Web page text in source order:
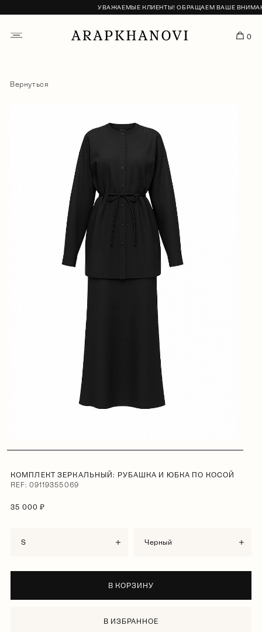
УВАЖАЕМЫЕ КЛИЕНТЫ! ОБРАЩАЕМ ВАШЕ
0
Вернуться
КОМПЛЕКТ ЗЕРКАЛЬНЫЙ: РУБАШКА И ЮБКА ПО КОСОЙ
REF: 09119355069
35 000 ₽
S черный
В КОРЗИНУ
В ИЗБРАННОЕ